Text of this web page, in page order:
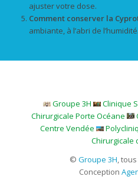
ajuster votre dose.
Comment conserver la
ambiante, à l’abri de l’humidité.
Groupe 3H Clinique
Chirurgicale Porte Océane
Centre Vendée
Chirurgicale
© Groupe 3H,
Conception